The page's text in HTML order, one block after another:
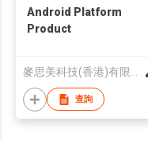
Android Platform
Product
麥思美科技(香港)有限公司
查詢